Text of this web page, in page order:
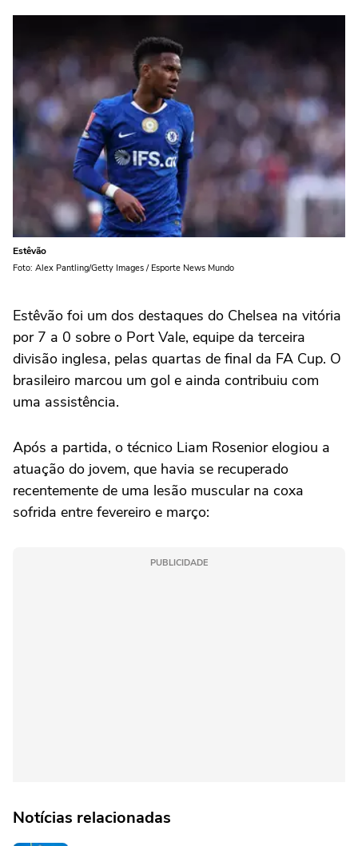
Estêvão
Foto: Alex Pantling/Getty Images / Esporte News Mundo
Estêvão foi um dos destaques do Chelsea na vitória
por 7 a 0 sobre o Port Vale, equipe da terceira
divisão inglesa, pelas quartas de final da FA Cup. O
brasileiro marcou um gol e ainda contribuiu com
uma assistência.
Após a partida, o técnico Liam Rosenior elogiou a
atuação do jovem, que havia se recuperado
recentemente de uma lesão muscular na coxa
sofrida entre fevereiro e março:
PUBLICIDADE
Notícias relacionadas